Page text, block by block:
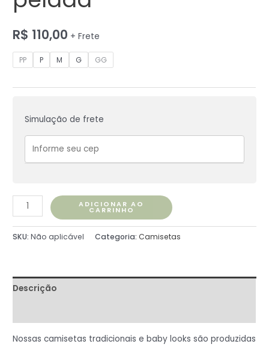
R$ 110,00 + Frete
PP P M G GG
Simulação de frete
ADICIONAR AO
CARRINHO
SKU:Não aplicável Categoria:Camisetas
Descrição
Nossas camisetas tradicionais e baby looks são produzidas